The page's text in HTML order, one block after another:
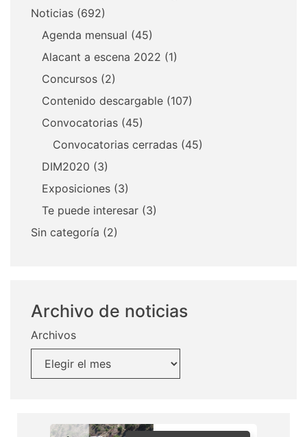
Noticias (692)
Agenda mensual (45)
Alacant a escena 2022 (1)
Concursos (2)
Contenido descargable (107)
Convocatorias (45)
Convocatorias cerradas (45)
DIM2020 (3)
Exposiciones (3)
Te puede interesar (3)
Sin categoría (2)
Archivo de noticias
Archivos